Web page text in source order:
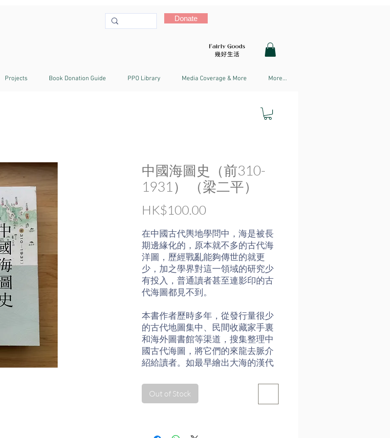
Donate
Projects Book Donation Guide PPO Library Media Coverage & More More...
中國海圖史（前310-
1931） （梁二平）
HK$100.00
在中國古代輿地學問中，海是被長
期邊緣化的，原本就不多的古代海
洋圖，歷經戰亂能夠傳世的就更
少，加之學界對這一領域的研究少
有投入，普通讀者甚至連影印的古
代海圖都見不到。
本書作者歷時多年，從發行量很少
的古代地圖集中、民間收藏家手裏
和海外圖書館等渠道，搜集整理中
國古代海圖，將它們的來龍去脈介
紹給讀者。如最早繪出大海的漢代
的地圖、最早繪出海上航線的地
圖，以及明清以來的沿岸、海口、
Out of Stock